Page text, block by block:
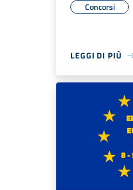
Concorsi
LEGGI DI PIÙ